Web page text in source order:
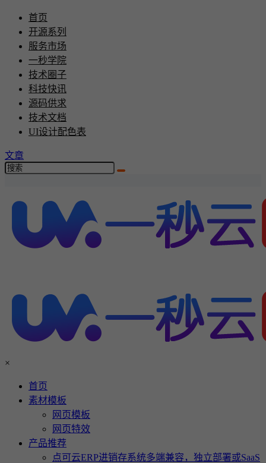
首页
开源系列
服务市场
一秒学院
技术圈子
科技快讯
源码供求
技术文档
UI设计配色表
文章
×
首页
素材模板
网页模板
网页特效
产品推荐
点可云ERP进销存系统多端兼容，独立部署或SaaS